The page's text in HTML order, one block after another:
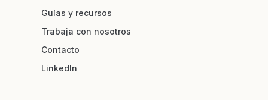
Guías y recursos
Trabaja con nosotros
Contacto
LinkedIn